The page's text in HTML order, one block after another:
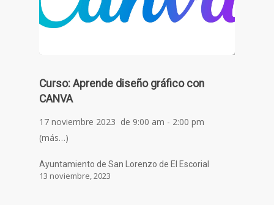
Curso: Aprende diseño gráfico con
CANVA
17 noviembre 2023 de 9:00 am - 2:00 pm
(más…)
Ayuntamiento de San Lorenzo de El Escorial
13 noviembre, 2023